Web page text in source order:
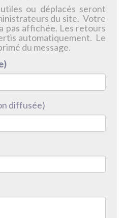
ou déplacés seront
du site. Votre
pas affichée. Les retours
automatiquement. Le
du message.
diffusée)